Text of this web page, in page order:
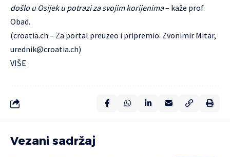
došlo u Osijek u potrazi za svojim korijenima– kaže prof.
Obad.
(croatia.ch – Za portal preuzeo i pripremio: Zvonimir Mitar,
urednik@croatia.ch)
VIŠE
Vezani sadržaj